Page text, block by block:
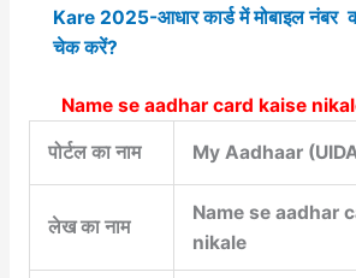
Kare 2025-आधार कार्ड में मोबाइल नंबर
चेक करें?
Name se aadhar card kaise
पोर्टल का नाम My Aadhaar
लेख का नाम
Name se aadhar
nikale